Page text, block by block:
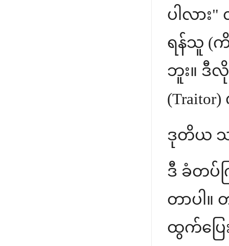
ပါလား"
ရန်သူ (
ဘူး။ ဒီ
ဒုတိယ သ
ဒီ ခံတပ်
တာပါ။
ထွက်ပြေ